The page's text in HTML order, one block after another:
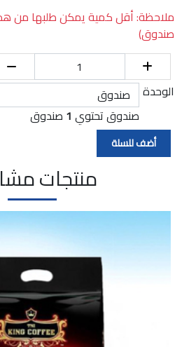
صندوق)
الوحدة
صندوق تحتوي 1 صندوق
منتجات